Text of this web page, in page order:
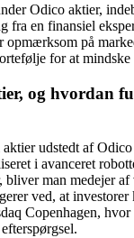
Odico aktier,
fra en finansiel
opmærksom på
for at mindske
og hvordan
udstedt af
i avanceret
bliver man medejer
ved, at
Copenhagen,